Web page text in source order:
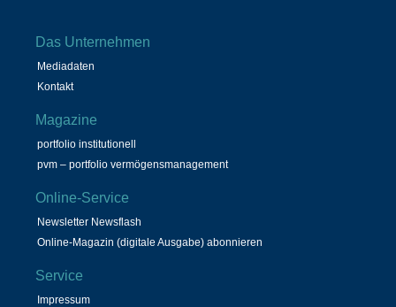
Das Unternehmen
Mediadaten
Kontakt
Magazine
portfolio institutionell
pvm – portfolio vermögensmanagement
Online-Service
Newsletter Newsflash
Online-Magazin (digitale Ausgabe) abonnieren
Service
Impressum